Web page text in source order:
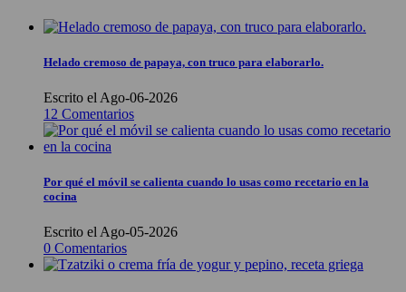
Helado cremoso de papaya, con truco para elaborarlo.
Escrito el Ago-06-2026
12 Comentarios
Por qué el móvil se calienta cuando lo usas como recetario en la
cocina
Escrito el Ago-05-2026
0 Comentarios